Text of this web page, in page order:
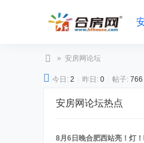
合
» 安房网论坛
今日: 2 昨日: 0 帖子: 766
安房网论坛热点
8月6日晚合肥西站亮！灯！